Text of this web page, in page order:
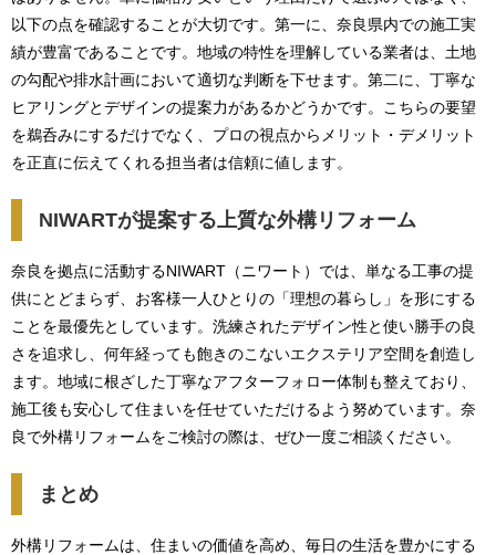
以下の点を確認することが大切です。第一に、奈良県内での施工実
績が豊富であることです。地域の特性を理解している業者は、土地
の勾配や排水計画において適切な判断を下せます。第二に、丁寧な
ヒアリングとデザインの提案力があるかどうかです。こちらの要望
を鵜呑みにするだけでなく、プロの視点からメリット・デメリット
を正直に伝えてくれる担当者は信頼に値します。
NIWARTが提案する上質な外構リフォーム
奈良を拠点に活動するNIWART（ニワート）では、単なる工事の提
供にとどまらず、お客様一人ひとりの「理想の暮らし」を形にする
ことを最優先としています。洗練されたデザイン性と使い勝手の良
さを追求し、何年経っても飽きのこないエクステリア空間を創造し
ます。地域に根ざした丁寧なアフターフォロー体制も整えており、
施工後も安心して住まいを任せていただけるよう努めています。奈
良で外構リフォームをご検討の際は、ぜひ一度ご相談ください。
まとめ
外構リフォームは、住まいの価値を高め、毎日の生活を豊かにする